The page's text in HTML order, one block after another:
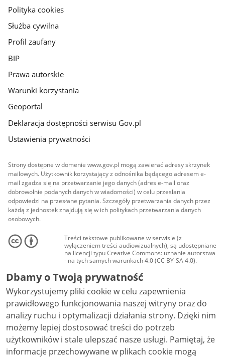
gov.pl
Polityka cookies
Służba cywilna
Profil zaufany
BIP
Prawa autorskie
Warunki korzystania
Geoportal
Deklaracja dostępności serwisu Gov.pl
Ustawienia prywatności
Strony dostępne w domenie www.gov.pl mogą zawierać adresy skrzynek
mailowych. Użytkownik korzystający z odnośnika będącego adresem e-
mail zgadza się na przetwarzanie jego danych (adres e-mail oraz
dobrowolnie podanych danych w wiadomości) w celu przesłania
odpowiedzi na przesłane pytania. Szczegóły przetwarzania danych przez
każdą z jednostek znajdują się w ich politykach przetwarzania danych
osobowych.
Treści tekstowe publikowane w serwisie (z
wyłączeniem treści audiowizualnych), są udostępniane
na licencji typu Creative Commons: uznanie autorstwa
- na tych samych warunkach 4.0 (CC BY-SA 4.0).
Materiały audiowizualne, w tym zdjęcia, materiały
audio i wideo, są udostępniane na licencji typu
Creative Commons: uznanie autorstwa użycie
niekomercyjne - bez utworów zależnych 4.0 (CC BY-
NC-ND 4.0), o ile nie jest to stwierdzone inaczej.
Dbamy o Twoją prywatność
Wykorzystujemy pliki cookie w celu zapewnienia
prawidłowego funkcjonowania naszej witryny oraz do
analizy ruchu i optymalizacji działania strony. Dzięki nim
możemy lepiej dostosować treści do potrzeb
użytkowników i stale ulepszać nasze usługi. Pamiętaj, że
informacje przechowywane w plikach cookie mogą